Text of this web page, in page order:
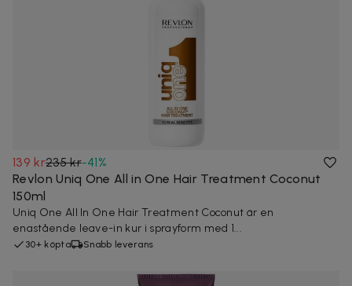
139 kr235 kr-41%
Revlon Uniq One All in One Hair Treatment Coconut
150ml
Uniq One All In One Hair Treatment Coconut är en
enastående leave-in kur i sprayform med 1...
30+ köpta Snabb leverans